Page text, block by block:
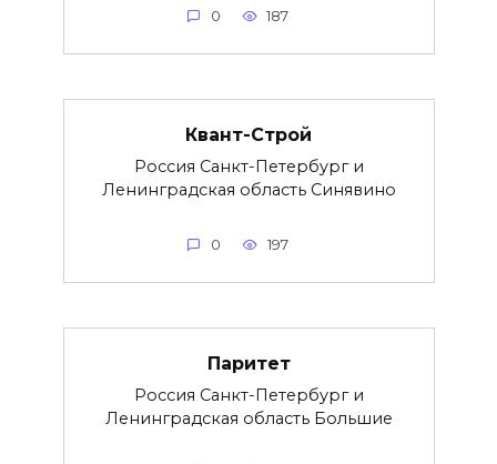
0 187
Квант-Строй
Россия Санкт-Петербург и
Ленинградская область Синявино
0 197
Паритет
Россия Санкт-Петербург и
Ленинградская область Большие